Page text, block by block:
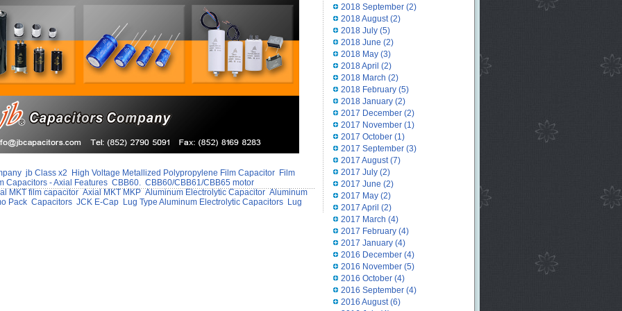
jb Class x2 High Voltage Metallized Polypropylene Film Capacitor Film
Capacitors - Axial Features CBB60.
CBB60/CBB61/CBB65 motor
MKT film capacitor Axial MKT MKP Aluminum Electrolytic Capacitor Aluminum
Pack Capacitors JCK E-Cap Lug Type Aluminum Electrolytic Capacitors Lug
2018 September(2)
2018 August(2)
2018 July(5)
2018 June (2)
2018 May(3)
2018 April (2)
2018 March (2)
2018 February(5)
2018 January(2)
2017 December(2)
2017 November(1)
2017 October(1)
2017 September(3)
2017 August(7)
2017 July(2)
2017 June (2)
2017 May(2)
2017 April (2)
2017 March (4)
2017 February(4)
2017 January(4)
2016 December(4)
2016 November(5)
2016 October(4)
2016 September(4)
2016 August(6)